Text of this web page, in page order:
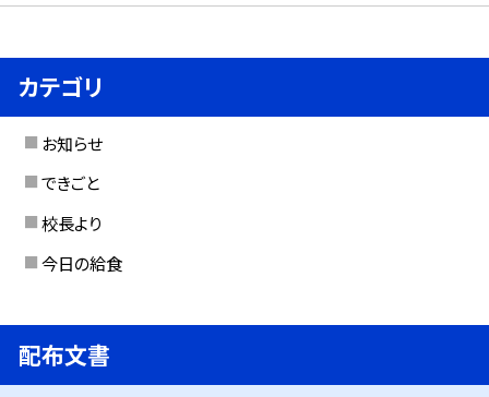
カテゴリ
お知らせ
できごと
校長より
今日の給食
配布文書